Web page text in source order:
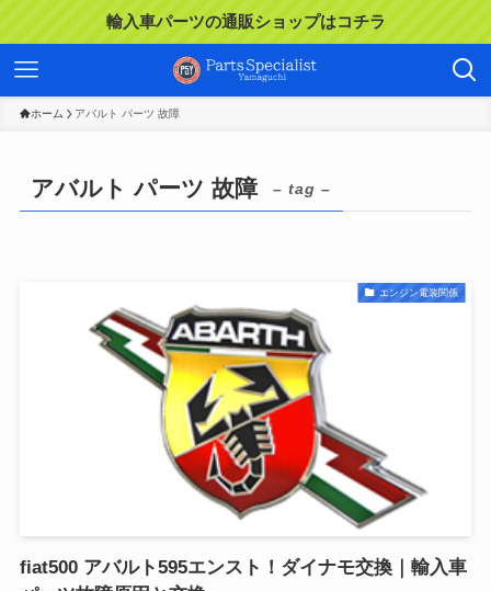
輸入車パーツの通販ショップはコチラ
ホーム アバルト パーツ 故障
アバルト パーツ 故障 – tag –
エンジン電装関係
fiat500 アバルト595エンスト！ダイナモ交換｜輸入車